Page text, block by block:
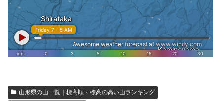
山形県の山一覧｜標高順・標高の高い山ランキング